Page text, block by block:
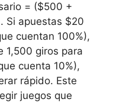
= ($500 +
Si apuestas $20
cuentan 100%),
1,500 giros para
cuenta 10%),
rápido. Este
juegos que